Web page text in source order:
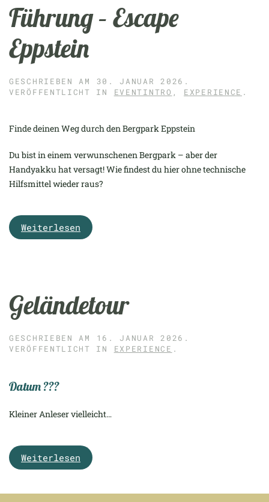
Führung – Escape
Eppstein
GESCHRIEBEN AM 30. JANUAR 2026 .
VERÖFFENTLICHT IN EVENTINTRO , EXPERIENCE .
Finde deinen Weg durch den Bergpark Eppstein
Du bist in einem verwunschenen Bergpark – aber der
Handyakku hat versagt! Wie findest du hier ohne technische
Hilfsmittel wieder raus?
Weiterlesen
Geländetour
GESCHRIEBEN AM 16. JANUAR 2026 .
VERÖFFENTLICHT IN EXPERIENCE .
Datum ???
Kleiner Anleser vielleicht…
Weiterlesen